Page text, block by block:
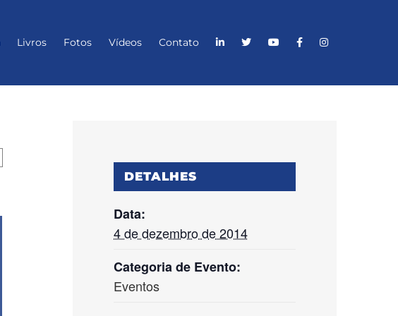
Livros Fotos Vídeos Contato
DETALHES
Data:
4 de dezembro de 2014
Categoria de Evento:
Eventos